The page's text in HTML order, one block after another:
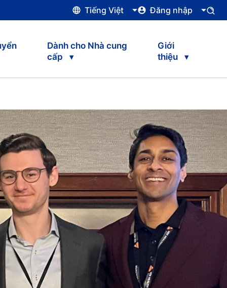
Tiếng Việt Đăng nhập
Dành cho Nhà cung
cấp
Giới
thiệu